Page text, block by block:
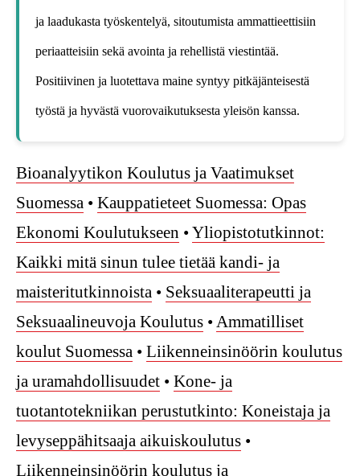
ja laadukasta työskentelyä, sitoutumista ammattieettisiin
periaatteisiin sekä avointa ja rehellistä viestintää.
Positiivinen ja luotettava maine syntyy pitkäjänteisestä
työstä ja hyvästä vuorovaikutuksesta yleisön kanssa.
Bioanalyytikon Koulutus ja Vaatimukset
Suomessa • Kauppatieteet Suomessa: Opas
Ekonomi Koulutukseen •Yliopistotutkinnot:
Kaikki mitä sinun tulee tietää kandi- ja
maisteritutkinnoista • Seksuaaliterapeutti ja
Seksuaalineuvoja Koulutus •Ammatilliset
koulut Suomessa • Liikenneinsinöörin koulutus
ja uramahdollisuudet • Kone- ja
tuotantotekniikan perustutkinto: Koneistaja ja
levyseppähitsaaja aikuiskoulutus •
Liikenneinsinöörin koulutus ja